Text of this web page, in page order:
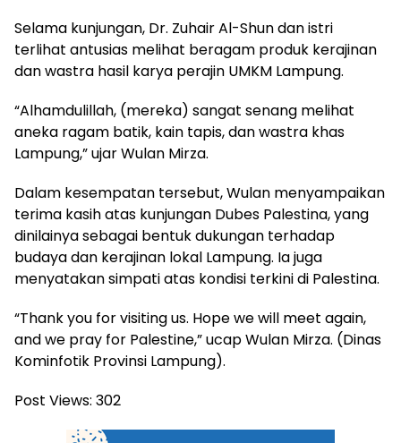
Selama kunjungan, Dr. Zuhair Al-Shun dan istri
terlihat antusias melihat beragam produk kerajinan
dan wastra hasil karya perajin UMKM Lampung.
“Alhamdulillah, (mereka) sangat senang melihat
aneka ragam batik, kain tapis, dan wastra khas
Lampung,” ujar Wulan Mirza.
Dalam kesempatan tersebut, Wulan menyampaikan
terima kasih atas kunjungan Dubes Palestina, yang
dinilainya sebagai bentuk dukungan terhadap
budaya dan kerajinan lokal Lampung. Ia juga
menyatakan simpati atas kondisi terkini di Palestina.
“Thank you for visiting us. Hope we will meet again,
and we pray for Palestine,” ucap Wulan Mirza. (Dinas
Kominfotik Provinsi Lampung).
Post Views: 302